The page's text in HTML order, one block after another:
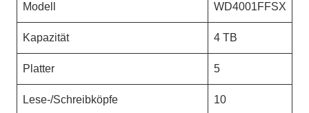
Modell WD4001FFSX
Kapazität 4 TB
Platter 5
Lese-/Schreibköpfe 10